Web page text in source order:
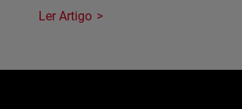
Ler Artigo